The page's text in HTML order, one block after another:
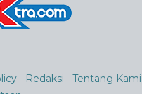
Redaksi
Tentang Kami